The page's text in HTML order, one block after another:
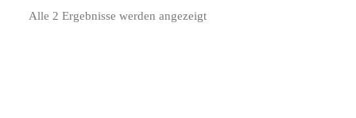
Alle 2 Ergebnisse werden angezeigtNach